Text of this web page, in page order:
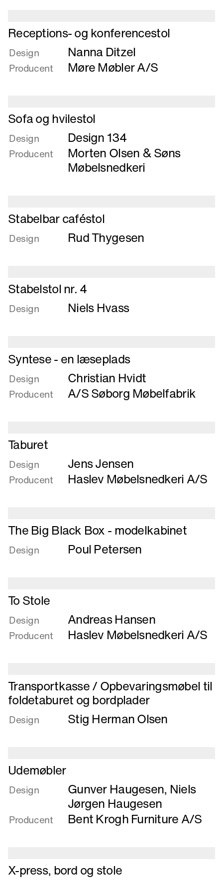
Læs
mere
om
Receptions-
og
Receptions- og konferencestol
Design Nanna Ditzel
Producent Møre Møbler A/S
Læs
mere
om
Sofa
og
Sofa og hvilestol
Design Design 134
Producent
Morten Olsen & Søns
Møbelsnedkeri
Læs
mere
om
Stabelbar caféstol
Design Rud Thygesen
Læs
mere
om
Stabelstol nr. 4
Design Niels Hvass
Læs
mere
om
Syntese
-
Syntese - en læseplads
Design Christian Hvidt
Producent A/S Søborg Møbelfabrik
Læs
mere
om
Taburet
Taburet
Design Jens Jensen
Producent Haslev Møbelsnedkeri A/S
Læs
mere
om
Box
modelkabinet
The Big Black Box - modelkabinet
Design Poul Petersen
Læs
mere
om
To
Stole
To Stole
Design Andreas Hansen
Producent Haslev Møbelsnedkeri A/S
Læs
mere
om
Transportkasse
foldetaburet
og
bordplader
Transportkasse / Opbevaringsmøbel til
foldetaburet og bordplader
Design Stig Herman Olsen
Læs
mere
om
Udemøbler
Design Gunver Haugesen, Niels
Jørgen Haugesen
Producent Bent Krogh Furniture A/S
Læs
mere
X-press, bord og stole